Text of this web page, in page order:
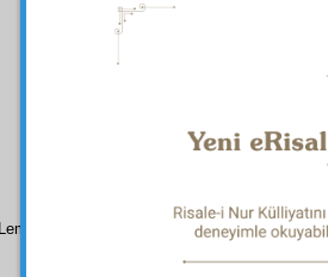
ederek
İkinci Bab